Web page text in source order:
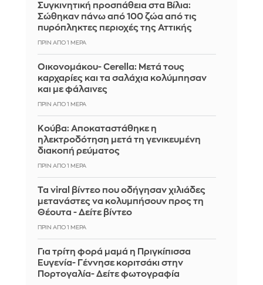
Συγκινητική προσπάθεια στα Βίλια:
Σώθηκαν πάνω από 100 ζώα από τις
πυρόπληκτες περιοχές της Αττικής
ΠΡΙΝ ΑΠΌ 1 ΜΈΡΑ
Οικονομάκου- Cerella: Μετά τους
καρχαρίες και τα σαλάχια κολύμπησαν
και με φάλαινες
ΠΡΙΝ ΑΠΌ 1 ΜΈΡΑ
Κούβα: Αποκαταστάθηκε η
ηλεκτροδότηση μετά τη γενικευμένη
διακοπή ρεύματος
ΠΡΙΝ ΑΠΌ 1 ΜΈΡΑ
Τα viral βίντεο που οδήγησαν χιλιάδες
μετανάστες να κολυμπήσουν προς τη
Θέουτα - Δείτε βίντεο
ΠΡΙΝ ΑΠΌ 1 ΜΈΡΑ
Για τρίτη φορά μαμά η Πριγκίπισσα
Ευγενία- Γέννησε κοριτσάκι στην
Πορτογαλία- Δείτε φωτογραφία